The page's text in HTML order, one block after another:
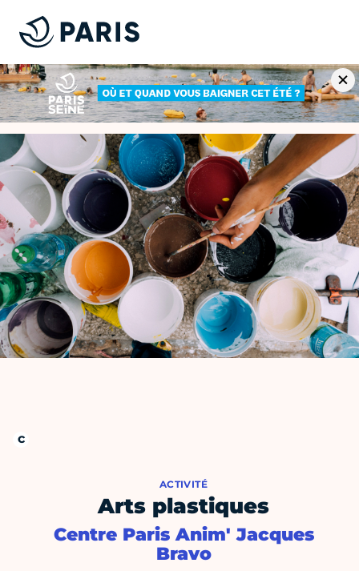
ACTIVITÉ
Arts plastiques
Centre Paris Anim' Jacques
Bravo